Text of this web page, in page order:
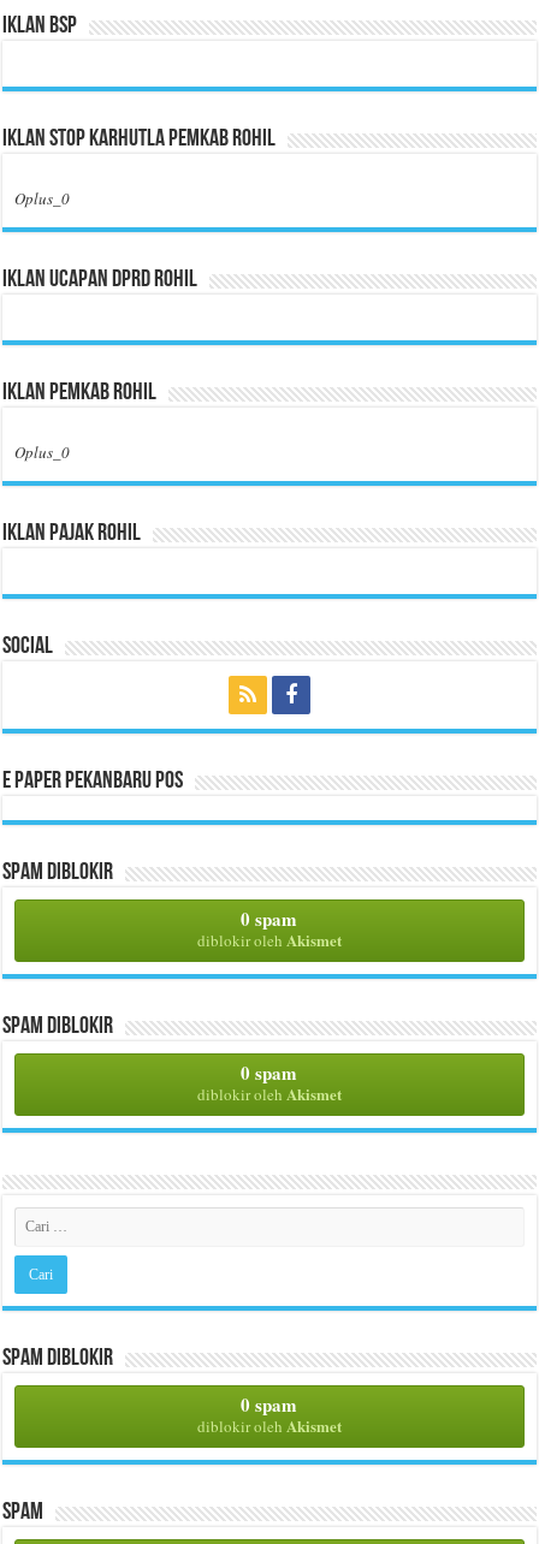
Iklan BSP
Iklan Stop Karhutla Pemkab Rohil
Oplus_0
Iklan Ucapan DPRD Rohil
Iklan Pemkab Rohil
Oplus_0
Iklan Pajak Rohil
Social
E Paper Pekanbaru Pos
Spam Diblokir
0 spam
diblokir oleh Akismet
Spam Diblokir
0 spam
diblokir oleh Akismet
Spam Diblokir
0 spam
diblokir oleh Akismet
Spam